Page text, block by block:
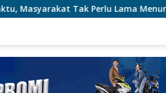
Lama Menunggu Layanan Pertanahan